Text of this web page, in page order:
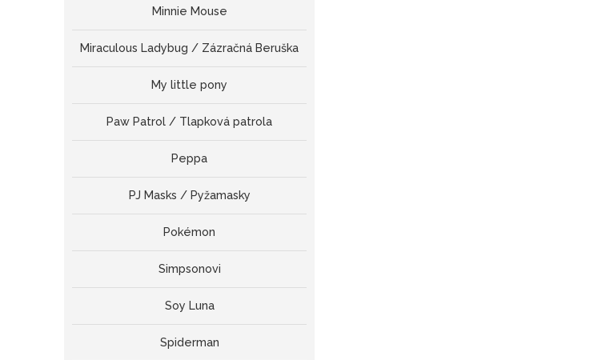
Minnie Mouse
Miraculous Ladybug / Zázračná Beruška
My little pony
Paw Patrol / Tlapková patrola
Peppa
PJ Masks / Pyžamasky
Pokémon
Simpsonovi
Soy Luna
Spiderman